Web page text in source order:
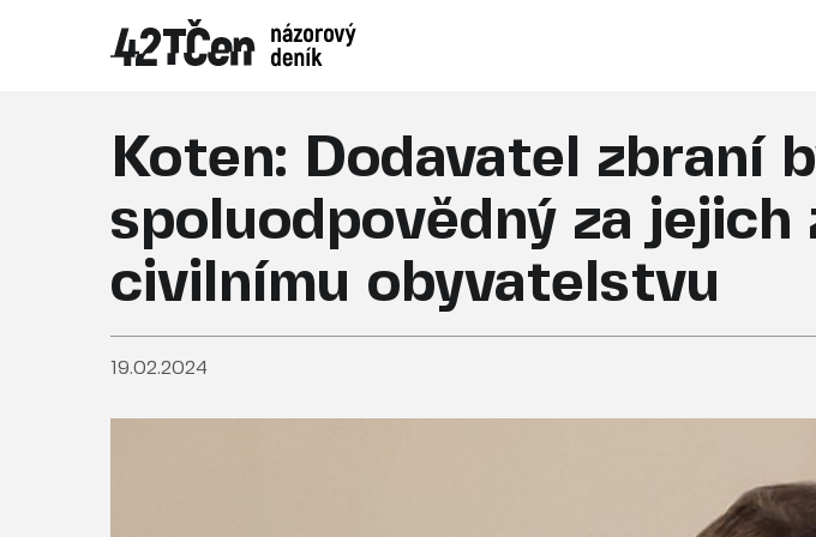
Koten: Dodavatel zbraní
spoluodpovědný za
civilnímu obyvatelstvu
19.02.2024